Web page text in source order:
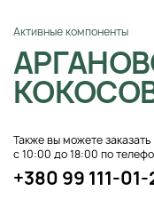
Активные компоненты
Также вы можете заказать
с 10:00 до 18:00 по
+380 99 111-01-